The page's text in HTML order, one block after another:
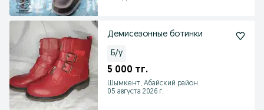
Демисезонные ботинки
Б/у
5 000 тг.
Шымкент, Абайский район
05 августа 2026 г.